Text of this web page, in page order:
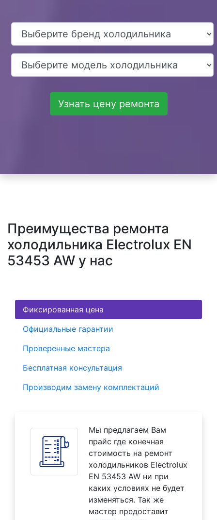
Узнать цену ремонта
Преимущества ремонта
холодильника Electrolux EN
53453 AW у нас
Фиксированная цена
Официальные гарантии
Проверенные мастера
Бесплатная консультация
Производим замену комплектаций
Мы предлагаем Вам
прайс где конечная
стоимость на ремонт
холодильников Electrolux
EN 53453 AW ни при
каких условиях не будет
изменяться. Так же
мастер предоставит